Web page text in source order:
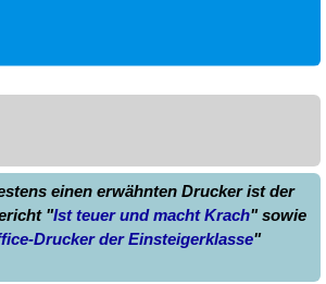
einen erwähnten Drucker ist der
"Ist teuer und macht Krach" sowie
Drucker der Einsteigerklasse"